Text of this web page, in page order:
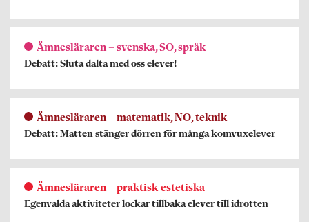
Ämnesläraren – svenska, SO, språk
Debatt: Sluta dalta med oss elever!
Ämnesläraren – matematik, NO, teknik
Debatt: Matten stänger dörren för många komvuxelever
Ämnesläraren – praktisk-estetiska
Egenvalda aktiviteter lockar tillbaka elever till idrotten